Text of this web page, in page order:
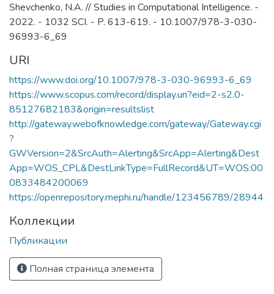
Shevchenko, N.A. // Studies in Computational Intelligence. -
2022. - 1032 SCI. - P. 613-619. - 10.1007/978-3-030-
96993-6_69
URI
https://www.doi.org/10.1007/978-3-030-96993-6_69
https://www.scopus.com/record/display.uri?eid=2-s2.0-
85127682183&origin=resultslist
http://gateway.webofknowledge.com/gateway/Gateway.cgi
?
GWVersion=2&SrcAuth=Alerting&SrcApp=Alerting&Dest
App=WOS_CPL&DestLinkType=FullRecord&UT=WOS:00
0833484200069
https://openrepository.mephi.ru/handle/123456789/28944
Коллекции
Публикации
Полная страница элемента